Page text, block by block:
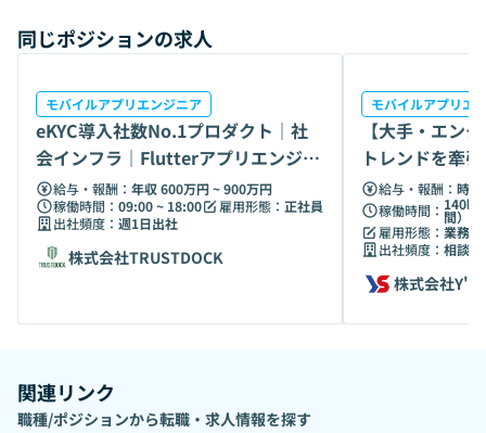
同じポジションの求人
モバイルアプリエンジニア
eKYC導入社数No.1プロダクト｜社
会インフラ｜Flutterアプリエンジニ
ア給与・報酬： 年収 600万円 ~ 900万円
稼働時間： 09:00 ~ 18:00 雇用形態： 正社員
出社頻度： 週1日出社
株式会社TRUSTDOCK
モバイルアプリエ
【大手・エン
トレンドを牽
エンジニア募
給与・報酬： 時
稼働時間： 140時
間）
雇用形態： 業務委
出社頻度： 相談
株式会社Y's
関連リンク
職種/ポジションから転職・求人情報を探す